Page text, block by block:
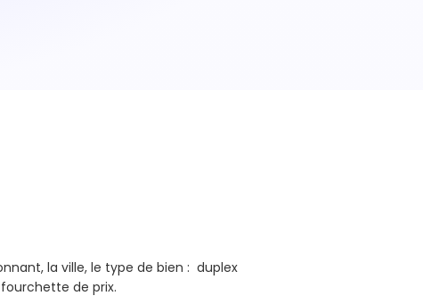
la ville, le type de bien : duplex
de prix.